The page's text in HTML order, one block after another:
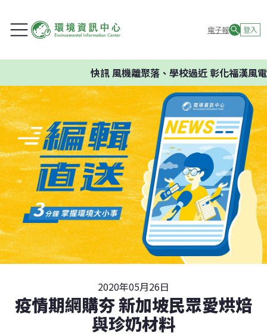
電子報 登入
快訊風機離聚落、學校過近 彰化福漢風電
2020年05月26日
疫情期網購夯 新加坡民眾愛烘焙
與珍奶材料